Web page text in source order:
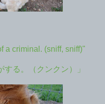
a criminal. (sniff, sniff)"
る。（クンクン）」